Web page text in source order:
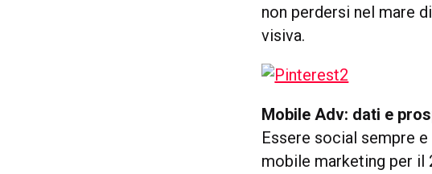
non perdersi nel mare
visiva.
Mobile Adv: dati e
Essere social sempre
mobile marketing per il